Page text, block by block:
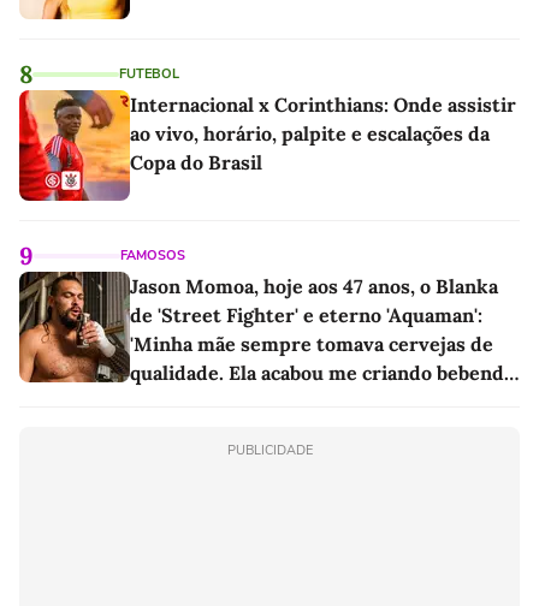
8 FUTEBOL
Internacional x Corinthians: Onde assistir
ao vivo, horário, palpite e escalações da
Copa do Brasil
9 FAMOSOS
Jason Momoa, hoje aos 47 anos, o Blanka
de 'Street Fighter' e eterno 'Aquaman':
'Minha mãe sempre tomava cervejas de
qualidade. Ela acabou me criando bebendo
PUBLICIDADE